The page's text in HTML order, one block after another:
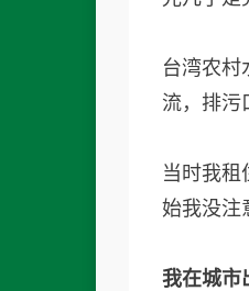
台湾农村
流，排污
当时我租
始我没注
我在城市